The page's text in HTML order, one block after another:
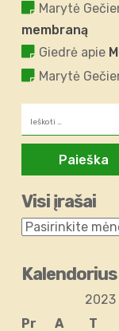
Marytė
membraną
Giedrė apie
Marytė
Visi įrašai
Kalendorius
2023
Pr
A T